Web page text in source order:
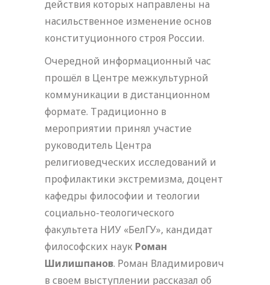
действия которых направлены на
насильственное изменение основ
конституционного строя России.
Очередной информационный час
прошёл в Центре межкультурной
коммуникации в дистанционном
формате. Традиционно в
мероприятии принял участие
руководитель Центра
религиоведческих исследований и
профилактики экстремизма, доцент
кафедры философии и теологии
социально-теологического
факультета НИУ «БелГУ», кандидат
философских наук Роман
Шилишпанов. Роман Владимирович
в своем выступлении рассказал об